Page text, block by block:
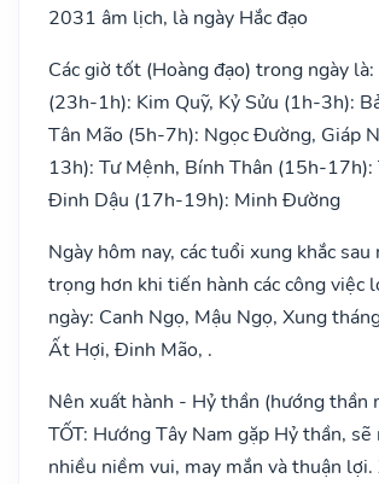
2031 âm lịch, là ngày Hắc đạo
Các giờ tốt (Hoàng đạo) trong ngày là:
(23h-1h): Kim Quỹ, Kỷ Sửu (1h-3h):
Tân Mão (5h-7h): Ngọc Đường, Giáp
13h): Tư Mệnh, Bính Thân (15h-17h):
Đinh Dậu (17h-19h): Minh Đường
Ngày hôm nay, các tuổi xung khắc sau
trọng hơn khi tiến hành các công việc
ngày: Canh Ngọ, Mậu Ngọ, Xung
Ất Hợi, Đinh Mão, .
Nên xuất hành - Hỷ thần (hướng thần
TỐT: Hướng Tây Nam gặp Hỷ thần, sẽ
nhiều niềm vui, may mắn và thuận lợi.